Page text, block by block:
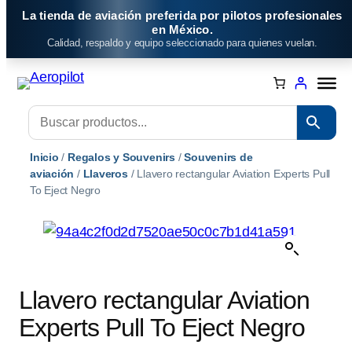
Saltar
La tienda de aviación preferida por pilotos profesionales
en México.
Calidad, respaldo y equipo seleccionado para quienes vuelan.
Inicio / Regalos y Souvenirs/Souvenirs de
aviación / Llaveros/ Llavero rectangular Aviation Experts Pull
To Eject Negro
Llavero rectangular Aviation
Experts Pull To Eject Negro